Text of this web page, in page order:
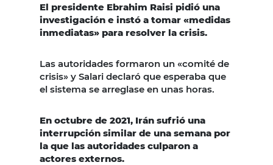
El presidente Ebrahim Raisi pidió una
investigación e instó a tomar «medidas
inmediatas» para resolver la crisis.
Las autoridades formaron un «comité de
crisis» y Salari declaró que esperaba que
el sistema se arreglase en unas horas.
En octubre de 2021, Irán sufrió una
interrupción similar de una semana por
la que las autoridades culparon a
actores externos.